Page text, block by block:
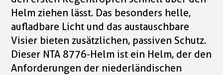
Helm ziehen lässt. Das besonders helle,
aufladbare Licht und das austauschbare
Visier bieten zusätzlichen, passiven Schutz.
Dieser NTA 8776-Helm ist ein Helm, der den
Anforderungen der niederländischen